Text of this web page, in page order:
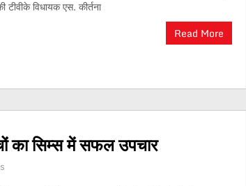
विधायक एस. कीर्तना
Read More
का सिम्स में सफल उपचार